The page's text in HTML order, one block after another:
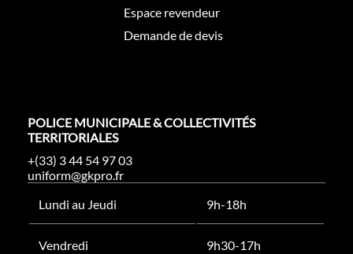
Espace revendeur
Demande de devis
POLICE MUNICIPALE & COLLECTIVITÉS
TERRITORIALES
+(33) 3 44 54 97 03
uniform@gkpro.fr
Lundi au Jeudi
9h-18h
Vendredi 9h30-17h